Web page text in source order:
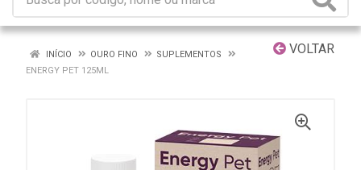
VOLTAR
INÍCIO OURO FINO
SUPLEMENTOS
ENERGY PET 125ML